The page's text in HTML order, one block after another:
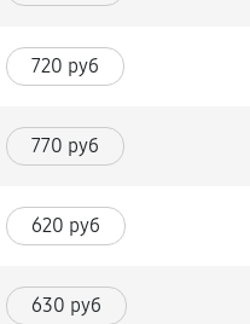
720 руб
770 руб
620 руб
630 руб